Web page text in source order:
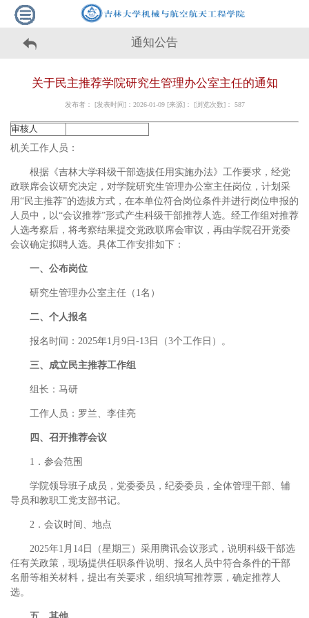
通知公告
关于民主推荐学院研究生管理办公室主任的通知
发布者： [发表时间]：2026-01-09 [来源]： [浏览次数]： 587
审核人
机关工作人员：
根据《吉林大学科级干部选拔任用实施办法》工作要求，经党
政联席会议研究决定，对学院研究生管理办公室主任岗位，计划采
用“民主推荐”的选拔方式，在本单位符合岗位条件并进行岗位申报的
人员中，以“会议推荐”形式产生科级干部推荐人选。经工作组对推荐
人选考察后，将考察结果提交党政联席会审议，再由学院召开党委
会议确定拟聘人选。具体工作安排如下：
一、公布岗位
研究生管理办公室主任（1名）
二、个人报名
报名时间：2025年1月9日-13日（3个工作日）。
三、成立民主推荐工作组
组长：马研
工作人员：罗兰、李佳亮
四、召开推荐会议
1．参会范围
学院领导班子成员，党委委员，纪委委员，全体管理干部、辅
导员和教职工党支部书记。
2．会议时间、地点
2025年1月14日（星期三）采用腾讯会议形式，说明科级干部选
任有关政策，现场提供任职条件说明、报名人员中符合条件的干部
名册等相关材料，提出有关要求，组织填写推荐票，确定推荐人
选。